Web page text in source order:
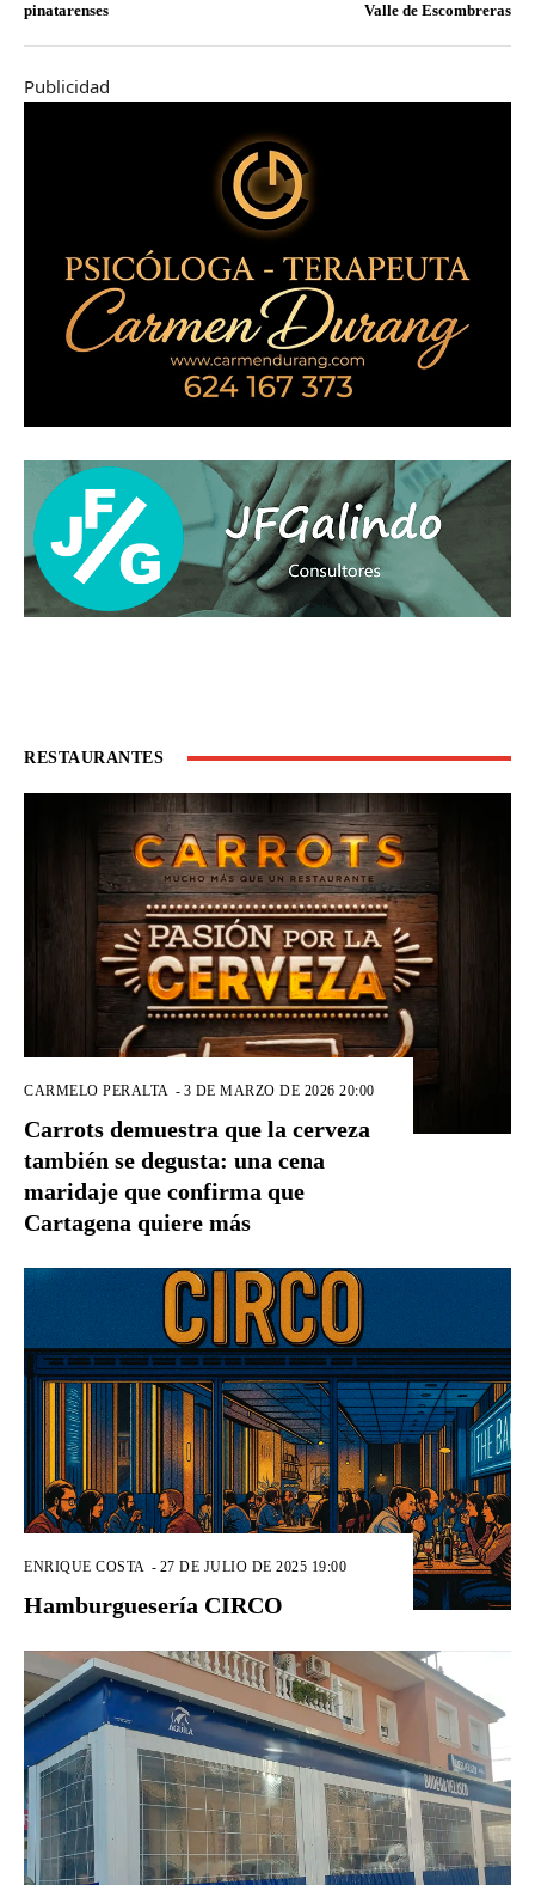
pinatarenses
Valle de Escombreras
Publicidad
RESTAURANTES
CARMELO PERALTA - 3 DE MARZO DE 2026 20:00
Carrots demuestra que la cerveza
también se degusta: una cena
maridaje que confirma que
Cartagena quiere más
ENRIQUE COSTA - 27 DE JULIO DE 2025 19:00
Hamburguesería CIRCO